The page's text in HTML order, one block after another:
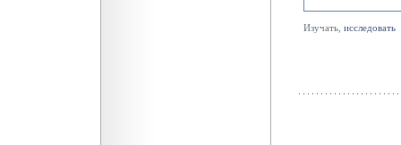
Изучать, исследовать